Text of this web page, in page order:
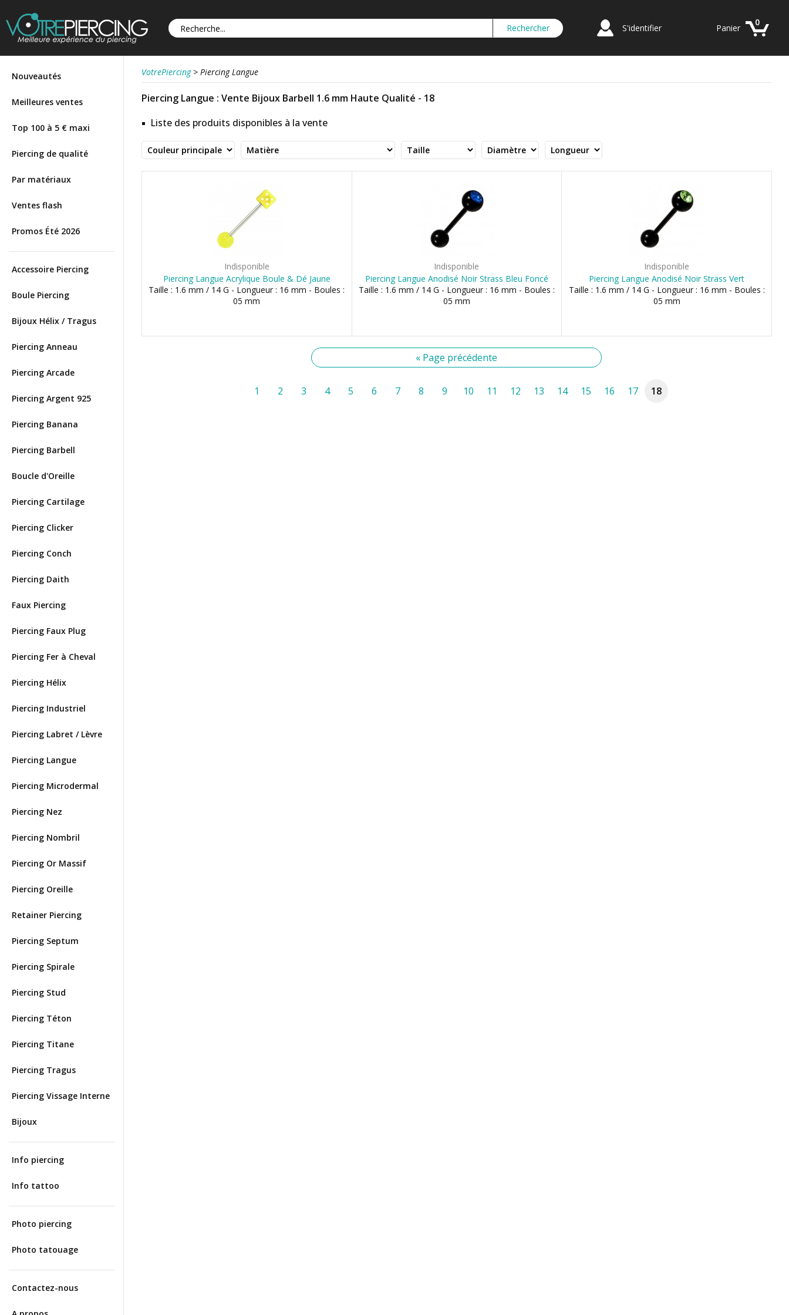
S'identifier
0
Panier
Nouveautés
Meilleures ventes
Top 100 à 5 € maxi
Piercing de qualité
Par matériaux
Ventes flash
Promos Été 2026
Accessoire Piercing
Boule Piercing
Bijoux Hélix / Tragus
Piercing Anneau
Piercing Arcade
Piercing Argent 925
Piercing Banana
Piercing Barbell
Boucle d'Oreille
Piercing Cartilage
Piercing Clicker
Piercing Conch
Piercing Daith
Faux Piercing
Piercing Faux Plug
Piercing Fer à Cheval
Piercing Hélix
Piercing Industriel
Piercing Labret / Lèvre
Piercing Langue
Piercing Microdermal
Piercing Nez
Piercing Nombril
Piercing Or Massif
Piercing Oreille
Retainer Piercing
Piercing Septum
Piercing Spirale
Piercing Stud
Piercing Téton
Piercing Titane
Piercing Tragus
Piercing Vissage Interne
Bijoux
Info piercing
Info tattoo
Photo piercing
Photo tatouage
Contactez-nous
VotrePiercing > Piercing Langue
Piercing Langue : Vente Bijoux Barbell 1.6 mm Haute Qualité - 18
Liste des produits disponibles à la vente
Indisponible
Piercing Langue Acrylique Boule & Dé Jaune
Taille : 1.6 mm / 14 G - Longueur : 16 mm - Boules :
05 mm
Indisponible
Piercing Langue Anodisé Noir Strass Bleu Foncé
Taille : 1.6 mm / 14 G - Longueur : 16 mm - Boules :
05 mm
Indisponible
Piercing Langue Anodisé Noir Strass Vert
Taille : 1.6 mm / 14 G - Longueur : 16 mm - Boules :
05 mm
« Page précédente
1 2 3 4 5 6 7 8 9 10 11 12 13 14 15 16 17 18